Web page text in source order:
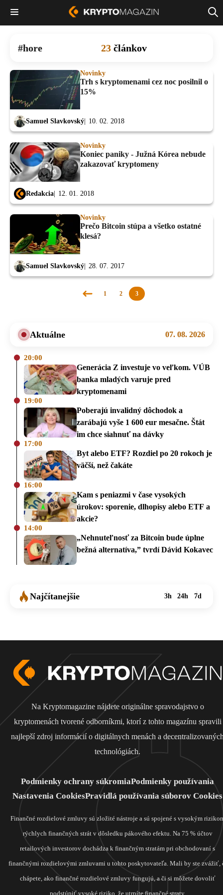
hore 23 článkov
Novinky
Trh s kryptomenami cez noc posilnil o
15%
Samuel Slavkovský 10. 02. 2018
Novinky
Koniec paniky - Južná Kórea nebude
zakazovať kryptomeny
Redakcia 12. 01. 2018
Novinky
Prečo Bitcoin stúpa a všetko ostatné
klesá?
Samuel Slavkovský 28. 07. 2017
Predchádzajúca
1 2 3
Aktuálne 07. 08. 2026
20:00
Generácia Z investuje vo veľkom. VÚB
banka mladých varuje pred
kryptomenami
19:00
Poberajú invalidný dôchodok a
zarábajú vyše 1 600 eur mesačne. Štát
im chce siahnuť na dávky
17:00
Byt alebo ETF? Rozdiel po 20 rokoch je
väčší, než čakáte
16:00
Kam s peniazmi v čase vysokých
úrokov: sporenie, dlhopisy alebo ETF a
akcie?
14:00
„Nehnuteľnosť za Bitcoin bude úplne
bežná alternatíva,” tvrdí Dávid Kokavec
Najčítanejšie 3h 24h 7d
Na Kryptomagazine nájdete originálne spravodajstvo o
kryptomenách tvorené odborníkmi, ktorí z tohto magazínu spravili
najlepší zdroj informácií o digitálnych menách a
technológiách.
Podmienky ochrany súkromiaPodmienky používania
Nastavenia CookiesPravidlá používania súborov Cookies
Finančné rozdielové zmluvy sú zložité nástroje a sú spojené s vysokým
rýchlych finančných strát v dôsledku pákového efektu. Na 75 % účtov
retailových investorov dochádza k finančným stratám pri obchodovaní s
finančnými rozdielovými zmluvami u tohto poskytovateľa. Mali by ste zvážiť,
chápete, ako finančné rozdielové zmluvy fungujú, a či si môžete dovoliť
podstúpiť vysoké riziko, že utrpíte finančné straty.